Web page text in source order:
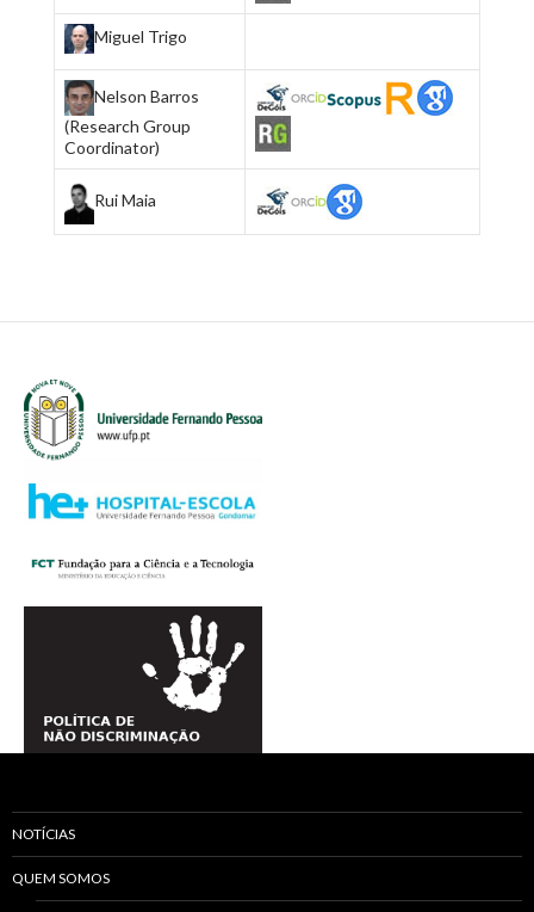
Miguel Trigo
Nelson Barros
(Research Group
Coordinator)
Rui Maia
NOTÍCIAS
QUEM SOMOS